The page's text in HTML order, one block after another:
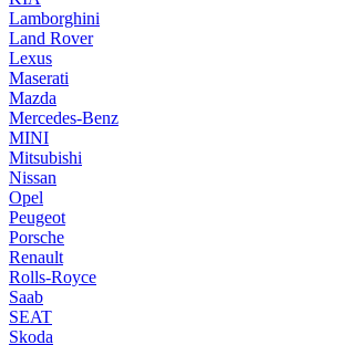
Lamborghini
Land Rover
Lexus
Maserati
Mazda
Mercedes-Benz
MINI
Mitsubishi
Nissan
Opel
Peugeot
Porsche
Renault
Rolls-Royce
Saab
SEAT
Skoda